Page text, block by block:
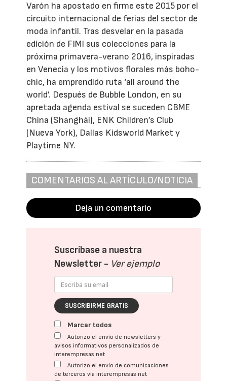
Varón ha apostado en firme este 2015 por el
circuito internacional de ferias del sector de
moda infantil. Tras desvelar en la pasada
edición de FIMI sus colecciones para la
próxima primavera-verano 2016, inspiradas
en Venecia y los motivos florales más boho-
chic, ha emprendido ruta ‘all around the
world’. Después de Bubble London, en su
apretada agenda estival se suceden CBME
China (Shanghái), ENK Children’s Club
(Nueva York), Dallas Kidsworld Market y
Playtime NY.
COMENTARIOS AL ARTÍCULO/NOTICIA
Deja un comentario
Suscríbase a nuestra
Newsletter - Ver ejemplo
SUSCRIBIRME GRATIS
Marcar todos
Autorizo el envío de newsletters y
avisos informativos personalizados de
interempresas.net
Autorizo el envío de comunicaciones
de terceros vía interempresas.net